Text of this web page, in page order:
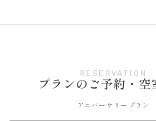
RESERVATION
プランのご予約・空
アニバーサリープラン